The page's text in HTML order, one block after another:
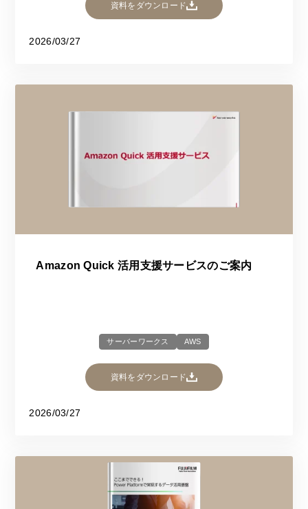
資料をダウンロード
2026/03/27
Amazon Quick 活用支援サービスのご案内
サーバーワークス AWS
資料をダウンロード
2026/03/27